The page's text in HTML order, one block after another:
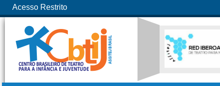
Acesso Restrito